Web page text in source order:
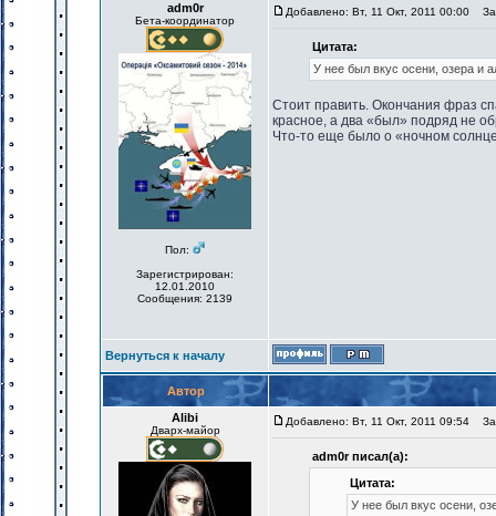
adm0r
Бета-координатор
Пол:
Зарегистрирован:
12.01.2010
Сообщения: 2139
Добавлено: Вт, 11 Окт, 2011 00:00
Цитата:
У нее был вкус осени, озера и
Стоит править. Окончания фраз
красное, а два «был» подряд не
Что-то еще было о «ночном
Вернуться к началу
Автор
Alibi
Дварх-майор
Добавлено: Вт, 11 Окт, 2011 09:54
adm0r писал(а):
Цитата:
У нее был вкус осени,